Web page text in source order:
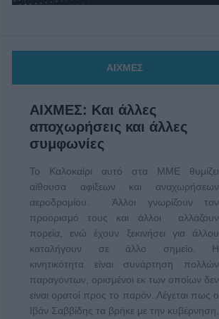
ΑΙΧΜΕΣ
ΑΙΧΜΕΣ: Και άλλες
αποχωρήσεις και άλλες
συμφωνίες
Το Καλοκαίρι αυτό στα ΜΜΕ θυμίζει
αίθουσα αφίξεων και αναχωρήσεων
αεροδρομίου. Άλλοι γνωρίζουν τον
προορισμό τους και άλλοι αλλάζουν
πορεία, ενώ έχουν ξεκινήσει για άλλου
καταλήγουν σε άλλο σημείο. Η
κινητικότητα είναι συνάρτηση πολλών
παραγόντων, ορισμένοι εκ των οποίων δεν
είναι ορατοί προς το παρόν. Λέγεται πως ο
Ιβάν Σαββίδης τα βρήκε με την κυβέρνηση,